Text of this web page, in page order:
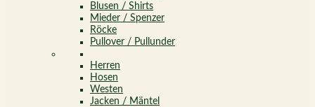
Blusen / Shirts
Mieder / Spenzer
Röcke
Pullover / Pullunder
Herren
Hosen
Westen
Jacken / Mäntel